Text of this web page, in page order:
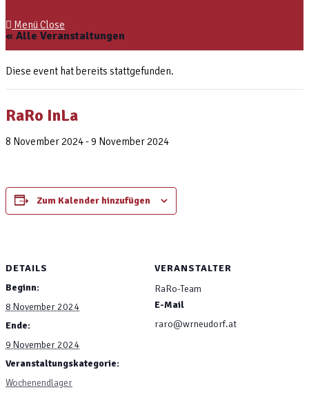
MenüClose
« Alle Veranstaltungen
Diese event hat bereits stattgefunden.
RaRo InLa
8 November 2024-9 November 2024
Zum Kalender hinzufügen
DETAILS
Beginn:
8 November 2024
Ende:
9 November 2024
Veranstaltungskategorie:
Wochenendlager
VERANSTALTER
RaRo-Team
E-Mail
raro@wrneudorf.at